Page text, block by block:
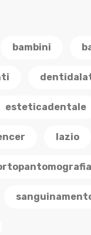
bambini
esteticadentale
lazio